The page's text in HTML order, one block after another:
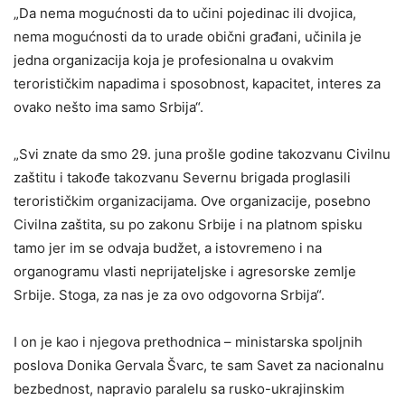
„Da nema mogućnosti da to učini pojedinac ili dvojica,
nema mogućnosti da to urade obični građani, učinila je
jedna organizacija koja je profesionalna u ovakvim
terorističkim napadima i sposobnost, kapacitet, interes za
ovako nešto ima samo Srbija“.
„Svi znate da smo 29. juna prošle godine takozvanu Civilnu
zaštitu i takođe takozvanu Severnu brigada proglasili
terorističkim organizacijama. Ove organizacije, posebno
Civilna zaštita, su po zakonu Srbije i na platnom spisku
tamo jer im se odvaja budžet, a istovremeno i na
organogramu vlasti neprijateljske i agresorske zemlje
Srbije. Stoga, za nas je za ovo odgovorna Srbija“.
I on je kao i njegova prethodnica – ministarska spoljnih
poslova Donika Gervala Švarc, te sam Savet za nacionalnu
bezbednost, napravio paralelu sa rusko-ukrajinskim